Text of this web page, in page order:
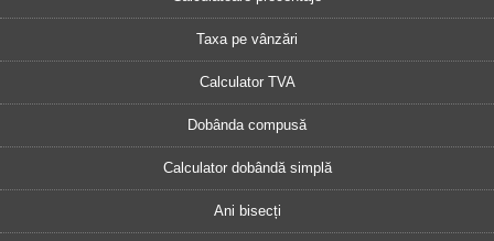
Taxa pe vânzări
Calculator TVA
Dobânda compusă
Calculator dobândă simplă
Ani bisecți